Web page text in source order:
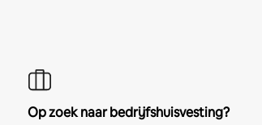
Op zoek naar bedrijfshuisvesting?